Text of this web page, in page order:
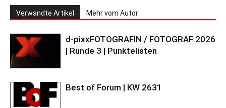
Verwandte Artikel Mehr vom Autor
d-pixxFOTOGRAFIN / FOTOGRAF 2026
| Runde 3 | Punktelisten
Best of Forum | KW 2631